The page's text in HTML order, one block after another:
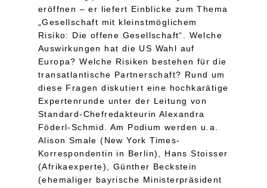
eröffnen – er liefert Einblicke zum Thema
„Gesellschaft mit kleinstmöglichem
Risiko: Die offene Gesellschaft“. Welche
Auswirkungen hat die US Wahl auf
Europa? Welche Risiken bestehen für die
transatlantische Partnerschaft? Rund um
diese Fragen diskutiert eine hochkarätige
Expertenrunde unter der Leitung von
Standard-Chefredakteurin Alexandra
Föderl-Schmid. Am Podium werden u.a.
Alison Smale (New York Times-
Korrespondentin in Berlin), Hans Stoisser
(Afrikaexperte), Günther Beckstein
(ehemaliger bayrische Ministerpräsident